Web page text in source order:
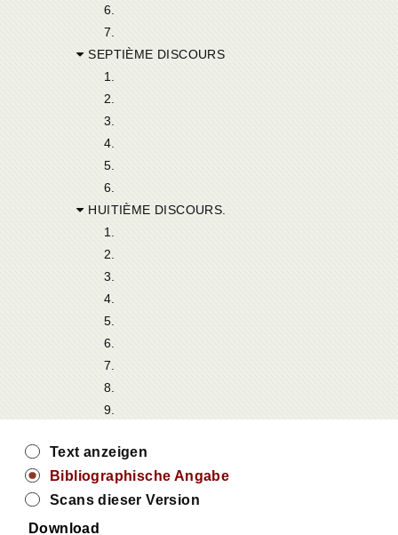
6.
7.
SEPTIÈME DISCOURS
1.
2.
3.
4.
5.
6.
HUITIÈME DISCOURS.
1.
2.
3.
4.
5.
6.
7.
8.
9.
Text anzeigen
Bibliographische Angabe
Scans dieser Version
Download